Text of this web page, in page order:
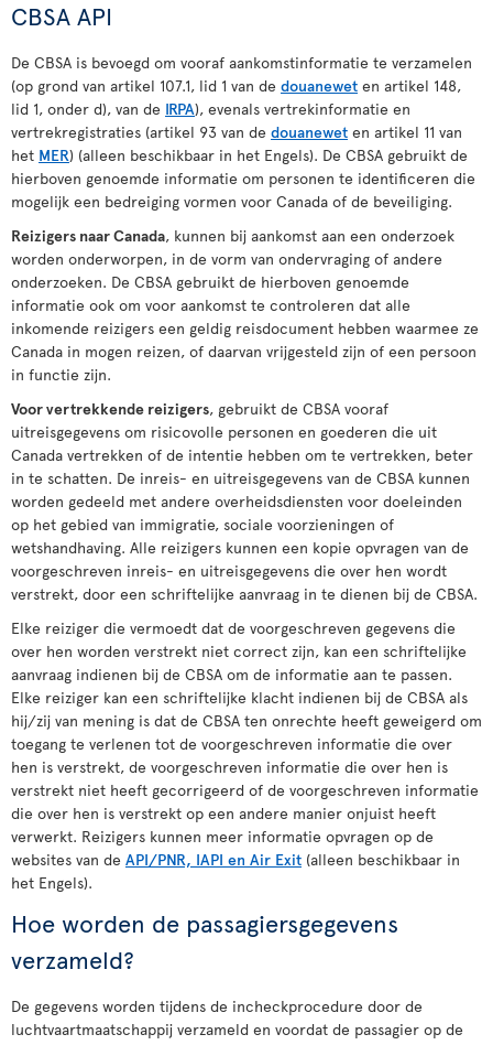
CBSA API
De CBSA is bevoegd om vooraf aankomstinformatie te verzamelen
(op grond van artikel 107.1, lid 1 van de douanewet en artikel 148,
lid 1, onder d), van de IRPA), evenals vertrekinformatie en
vertrekregistraties (artikel 93 van de douanewet en artikel 11 van
het MER) (alleen beschikbaar in het Engels). De CBSA gebruikt de
hierboven genoemde informatie om personen te identificeren die
mogelijk een bedreiging vormen voor Canada of de beveiliging.
Reizigers naar Canada, kunnen bij aankomst aan een onderzoek
worden onderworpen, in de vorm van ondervraging of andere
onderzoeken. De CBSA gebruikt de hierboven genoemde
informatie ook om voor aankomst te controleren dat alle
inkomende reizigers een geldig reisdocument hebben waarmee ze
Canada in mogen reizen, of daarvan vrijgesteld zijn of een persoon
in functie zijn.
Voor vertrekkende reizigers, gebruikt de CBSA vooraf
uitreisgegevens om risicovolle personen en goederen die uit
Canada vertrekken of de intentie hebben om te vertrekken, beter
in te schatten. De inreis- en uitreisgegevens van de CBSA kunnen
worden gedeeld met andere overheidsdiensten voor doeleinden
op het gebied van immigratie, sociale voorzieningen of
wetshandhaving. Alle reizigers kunnen een kopie opvragen van de
voorgeschreven inreis- en uitreisgegevens die over hen wordt
verstrekt, door een schriftelijke aanvraag in te dienen bij de CBSA.
Elke reiziger die vermoedt dat de voorgeschreven gegevens die
over hen worden verstrekt niet correct zijn, kan een schriftelijke
aanvraag indienen bij de CBSA om de informatie aan te passen.
Elke reiziger kan een schriftelijke klacht indienen bij de CBSA als
hij/zij van mening is dat de CBSA ten onrechte heeft geweigerd om
toegang te verlenen tot de voorgeschreven informatie die over
hen is verstrekt, de voorgeschreven informatie die over hen is
verstrekt niet heeft gecorrigeerd of de voorgeschreven informatie
die over hen is verstrekt op een andere manier onjuist heeft
verwerkt. Reizigers kunnen meer informatie opvragen op de
websites van de API/PNR, IAPI en Air Exit (alleen beschikbaar in
het Engels).
Hoe worden de passagiersgegevens
verzameld?
De gegevens worden tijdens de incheckprocedure door de
luchtvaartmaatschappij verzameld en voordat de passagier op de